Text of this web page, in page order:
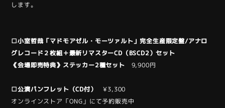
します。
□小室哲哉「マドモアゼル・モーツァルト」完全生産限定盤/アナロ
グレコード２枚組＋最新リマスターCD（BSCD2）セット
《会場即売特典》ステッカー2種セット 9,900円
□公演パンフレット（CD付）
¥3,300
オンラインストア「ONG」にて予約販売中